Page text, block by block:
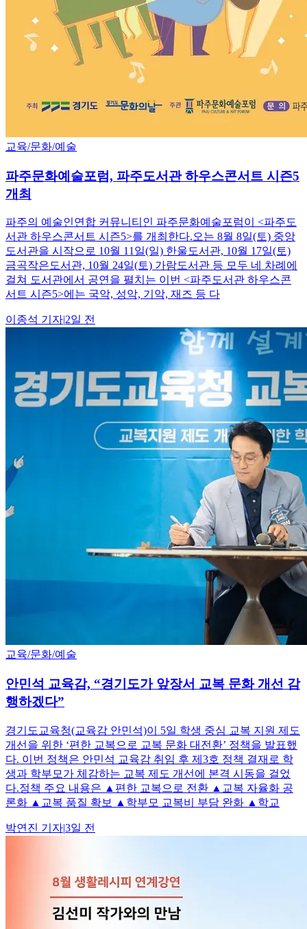
교육/문화/예술
파주문화예술포럼, 파주도서관 하우스콘서트 시즌5
개최
파주의 예술인연합 커뮤니티인 파주문화예술포럼이 <파주도
서관 하우스콘서트 시즌5>를 개최한다.오는 8월 8일(토) 중앙
도서관을 시작으로 10월 11일(일) 한울도서관, 10월 17일(토)
금곡작은도서관, 10월 24일(토) 가람도서관 등 모두 네 차례에
걸쳐 도서관에서 공연을 펼치는 이번 <파주도서관 하우스콘
서트 시즌5>에는 국악, 성악, 기악, 재즈 등 다
이종석 기자|2일 전
교육/문화/예술
안민석 교육감, “경기도가 앞장서 교복 문화 개선 감
행하겠다”
경기도교육청(교육감 안민석)이 5일 학생 중심 교복 지원 제도
개선을 위한 ‘편한 교복으로 교복 문화 대전환’ 정책을 발표했
다. 이번 정책은 안민석 교육감 취임 후 제3호 정책 결재로 학
생과 학부모가 체감하는 교복 제도 개선에 본격 시동을 걸었
다.정책 주요 내용은 ▲편한 교복으로 전환 ▲교복 자율화 공
론화 ▲교복 품질 확보 ▲학부모 교복비 부담 완화 ▲학교
박연진 기자|3일 전